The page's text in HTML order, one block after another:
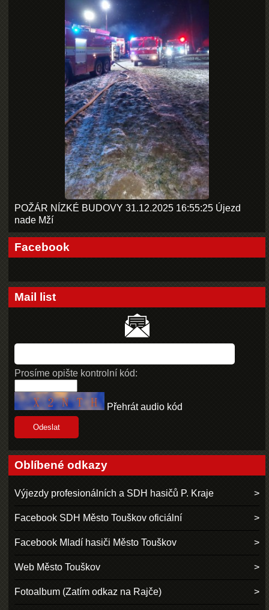
POŽÁR NÍZKÉ BUDOVY 31.12.2025 16:55:25 Újezd
nade Mží
Facebook
Mail list
Prosíme opište kontrolní kód:
Přehrát audio kód
Oblíbené odkazy
Výjezdy profesionálních a SDH hasičů P. Kraje
Facebook SDH Město Touškov oficiální
Facebook Mladí hasiči Město Touškov
Web Město Touškov
Fotoalbum (Zatím odkaz na Rajče)